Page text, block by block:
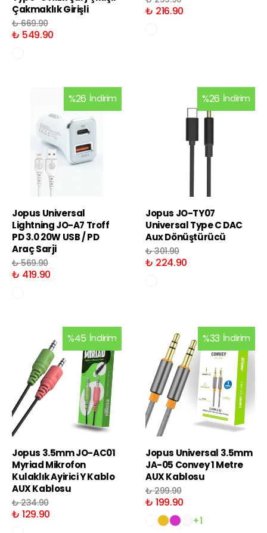
Çakmaklık Girişli
₺ 669.90
₺ 549.90
₺ 216.90
%26 İndirim
Jopus Universal
Lightning JO-A7 Troff
PD 3.0 20W USB / PD
Araç Sarji
₺ 569.90
₺ 419.90
%26 İndirim
Jopus JO-TY07
Universal Type C DAC
Aux Dönüştürücü
₺ 301.90
₺ 224.90
%45 İndirim
Jopus 3.5mm JO-AC01
Myriad Mikrofon
Kulaklık Ayirici Y Kablo
AUX Kablosu
₺ 234.90
₺ 129.90
%33 İndirim
Jopus Universal 3.5mm
JA-05 Convey 1 Metre
AUX Kablosu
₺ 299.90
₺ 199.90
+1